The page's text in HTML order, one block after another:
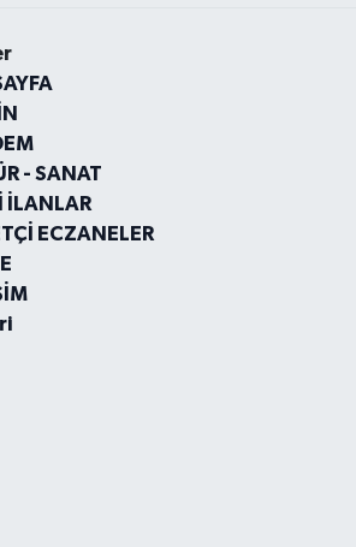
- SANAT
İLANLAR
ECZANELER